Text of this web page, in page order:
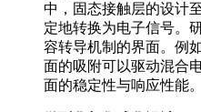
中，固态接触层的设计
定地转换为电子信号。
容转导机制的界面。例
面的吸附可以驱动混合
面的稳定性与响应性能。